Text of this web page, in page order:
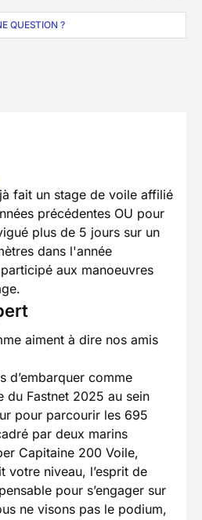
QUESTION ?
fait un stage de voile affilié
précédentes OU pour
plus de 5 jours sur un
dans l'année
aux manoeuvres
aiment à dire nos amis
d’embarquer comme
du Fastnet 2025 au sein
pour parcourir les 695
par deux marins
Capitaine 200 Voile,
votre niveau, l’esprit de
pour s’engager sur
ne visons pas le podium,